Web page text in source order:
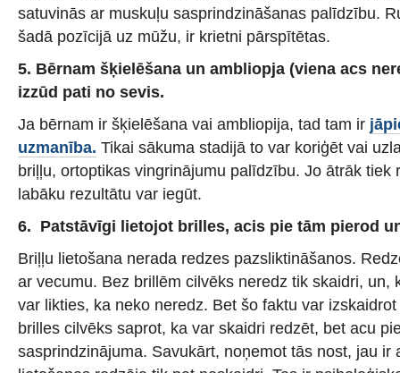
satuvinās ar muskuļu sasprindzināšanas palīdzību.
šadā pozīcijā uz mūžu, ir krietni pārspītētas.
5. Bērnam šķielēšana un ambliopja (viena acs
izzūd pati no sevis.
Ja bērnam ir šķielēšana vai ambliopija, tad tam ir
uzmanība. Tikai sākuma stadijā to var koriģēt vai
briļļu, ortoptikas vingrinājumu palīdzību. Jo ātrāk tiek
labāku rezultātu var iegūt.
6. Patstāvīgi lietojot brilles, acis pie tām pierod
Briļļu lietošana nerada redzes pazsliktināšanos.
ar vecumu. Bez brillēm cilvēks neredz tik skaidri, un,
var likties, ka neko neredz. Bet šo faktu var
brilles cilvēks saprot, ka var skaidri redzēt, bet acu
sasprindzinājuma. Savukārt, noņemot tās nost, jau ir